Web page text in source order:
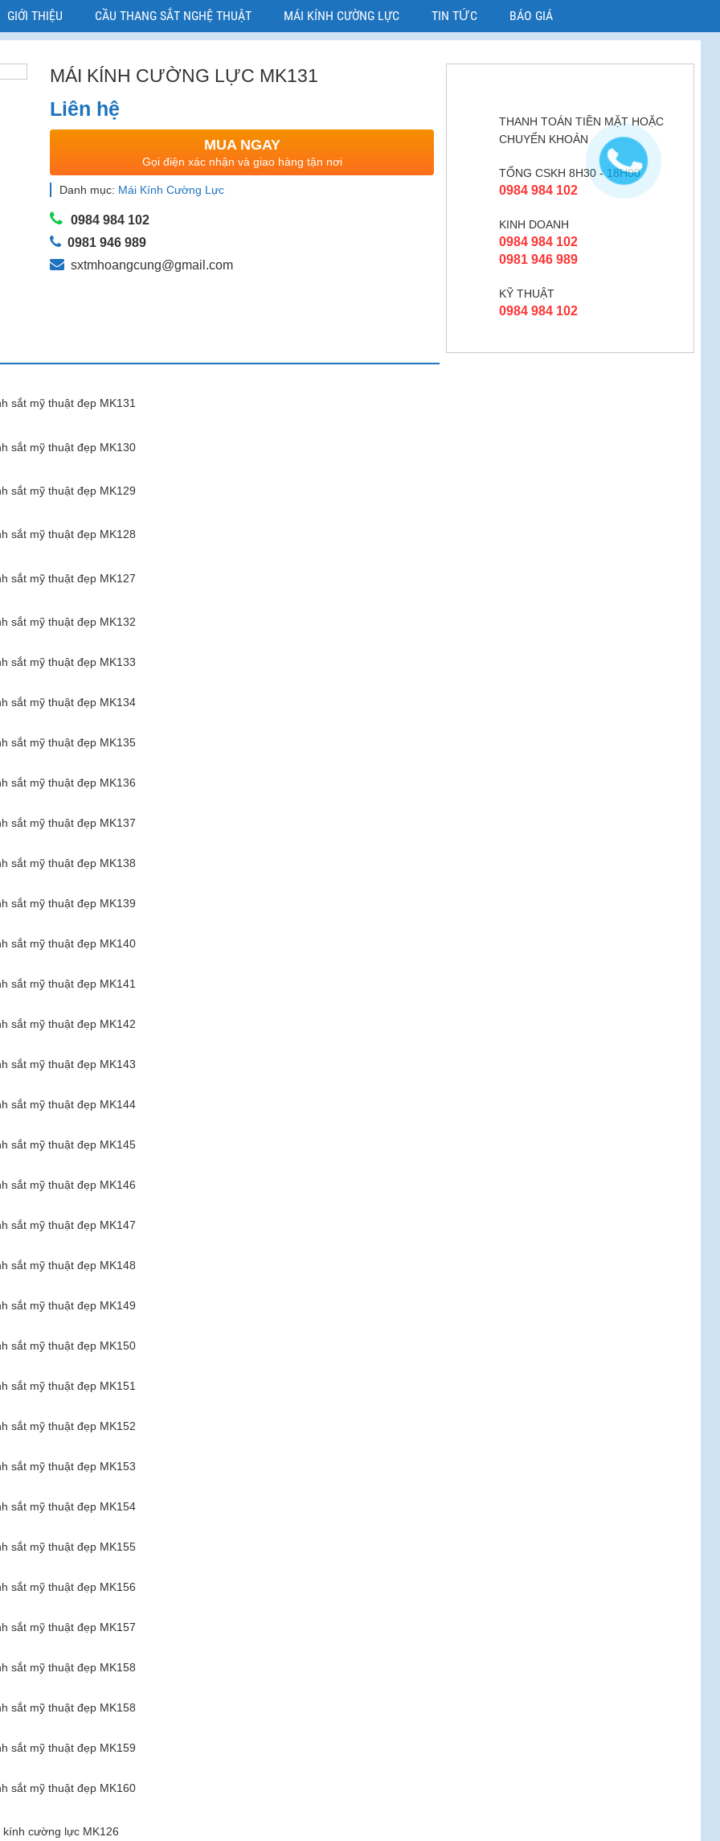
GIỚI THIỆU CẦU THANG SẮT NGHỆ THUẬT MÁI KÍNH CƯỜNG LỰC TIN TỨC BÁO GIÁ
MÁI KÍNH CƯỜNG LỰC MK131
Liên hệ
MUA NGAY
Gọi điện xác nhận và giao hàng tận nơi
Danh mục: Mái Kính Cường Lực
0984 984 102
0981 946 989
sxtmhoangcung@gmail.com
sắt mỹ thuật đẹp MK131
sắt mỹ thuật đẹp MK130
sắt mỹ thuật đẹp MK129
sắt mỹ thuật đẹp MK128
sắt mỹ thuật đẹp MK127
sắt mỹ thuật đẹp MK132
sắt mỹ thuật đẹp MK133
sắt mỹ thuật đẹp MK134
sắt mỹ thuật đẹp MK135
sắt mỹ thuật đẹp MK136
sắt mỹ thuật đẹp MK137
sắt mỹ thuật đẹp MK138
sắt mỹ thuật đẹp MK139
sắt mỹ thuật đẹp MK140
sắt mỹ thuật đẹp MK141
sắt mỹ thuật đẹp MK142
sắt mỹ thuật đẹp MK143
sắt mỹ thuật đẹp MK144
sắt mỹ thuật đẹp MK145
sắt mỹ thuật đẹp MK146
sắt mỹ thuật đẹp MK147
sắt mỹ thuật đẹp MK148
sắt mỹ thuật đẹp MK149
sắt mỹ thuật đẹp MK150
sắt mỹ thuật đẹp MK151
sắt mỹ thuật đẹp MK152
sắt mỹ thuật đẹp MK153
sắt mỹ thuật đẹp MK154
sắt mỹ thuật đẹp MK155
sắt mỹ thuật đẹp MK156
sắt mỹ thuật đẹp MK157
sắt mỹ thuật đẹp MK158
sắt mỹ thuật đẹp MK158
sắt mỹ thuật đẹp MK159
sắt mỹ thuật đẹp MK160
kính cường lực MK126
THANH TOÁN TIỀN MẶT HOẶC
CHUYỂN KHOẢN
TỔNG CSKH 8H30 - 18H00
0984 984 102
KINH DOANH
0984 984 102
0981 946 989
KỸ THUẬT
0984 984 102